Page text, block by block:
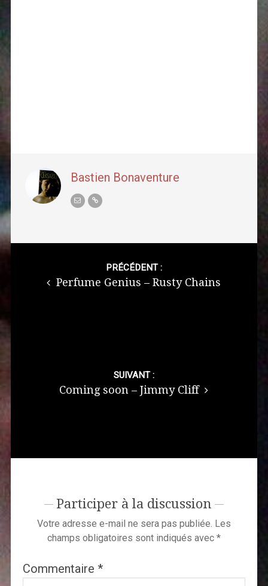
Bastien Bonaventure
Post
PRÉCÉDENT :
Perfume Genius – Rusty Chains
SUIVANT :
Coming soon – Jimmy Cliff
Participer à la discussion
Votre adresse e-mail ne sera pas publiée. Les
champs obligatoires sont indiqués avec *
Commentaire *